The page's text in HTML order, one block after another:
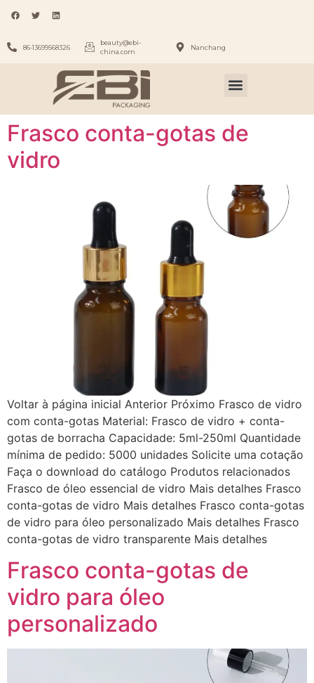
86-13699568326
beauty@ebi-
china.com
Nanchang
Frasco conta-gotas de
vidro
Voltar à página inicial Anterior Próximo Frasco de vidro
com conta-gotas Material: Frasco de vidro + conta-
gotas de borracha Capacidade: 5ml-250ml Quantidade
mínima de pedido: 5000 unidades Solicite uma cotação
Faça o download do catálogo Produtos relacionados
Frasco de óleo essencial de vidro Mais detalhes Frasco
conta-gotas de vidro Mais detalhes Frasco conta-gotas
de vidro para óleo personalizado Mais detalhes Frasco
conta-gotas de vidro transparente Mais detalhes
Frasco conta-gotas de
vidro para óleo
personalizado